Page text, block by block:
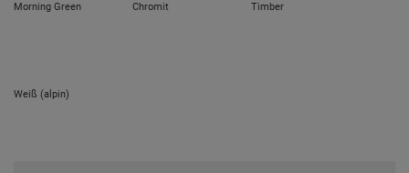
Morning Green Chromit Timber
Weiß (alpin)